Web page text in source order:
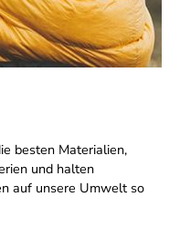
besten Materialien,
und halten
auf unsere Umwelt so